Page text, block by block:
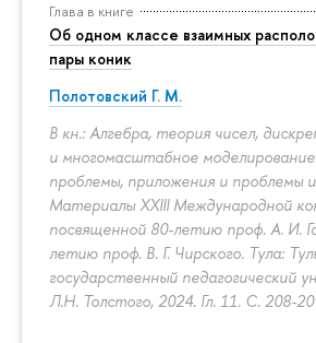
Глава в книге
Об одном классе взаимных
пары коник
Полотовский Г. М.
В кн.: Алгебра, теория чисел,
и многомасштабное
проблемы, приложения и проблемы
Материалы XXIII Международной
посвященной 80-летию проф. А. И.
летию проф. В. Г. Чирского. Тула:
государственный педагогический
Л.Н. Толстого, 2024. Гл. 11. С. 208-